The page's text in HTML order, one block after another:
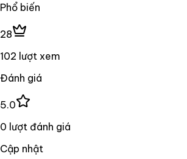
Phổ biến
28
102 lượt xem
Đánh giá
5.0
0 lượt đánh giá
Cập nhật